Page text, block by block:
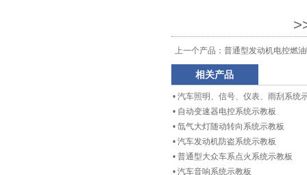
上一个产品： 普通型发动机电控燃
相关产品
• 汽车照明、信号、仪表、雨刮系统
• 自动变速器电控系统示教板
• 氙气大灯随动转向系统示教板
• 汽车发动机防盗系统示教板
• 普通型大众车系点火系统示教板
• 汽车音响系统示教板